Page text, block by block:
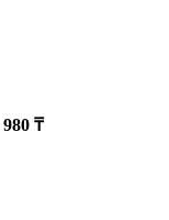
980 ₸